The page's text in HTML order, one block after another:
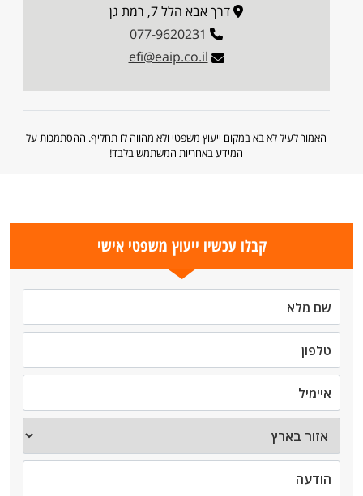
דרך אבא הלל 7, רמת גן
077-9620231
efi@eaip.co.il
האמור לעיל לא בא במקום ייעוץ משפטי ולא מהווה לו תחליף. ההסתמכות על
המידע באחריות המשתמש בלבד!
קבלו עכשיו ייעוץ משפטי אישי